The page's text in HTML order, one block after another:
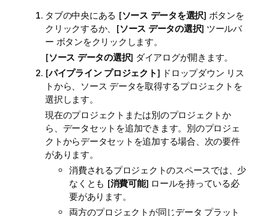
タブの中央にある [ソース データを選択] ボタンを
クリックするか、[ソース データの選択] ツールバ
ー ボタンをクリックします。
[ソース データの選択] ダイアログが開きます。
[パイプライン プロジェクト] ドロップダウン リス
トから、ソース データを取得するプロジェクトを
選択します。
現在のプロジェクトまたは別のプロジェクトか
ら、データセットを追加できます。別のプロジェ
クトからデータセットを追加する場合、次の要件
があります。
消費されるプロジェクトのスペースでは、少
なくとも [消費可能] ロールを持っている必
要があります。
両方のプロジェクトが同じデータ プラット